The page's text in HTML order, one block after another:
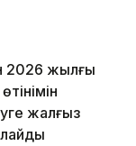
2026 жылғы
жалғыз